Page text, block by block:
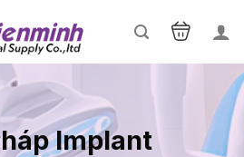
Implant